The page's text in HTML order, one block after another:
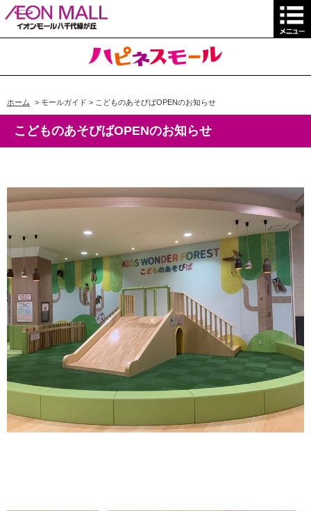
ホーム > モールガイド > こどものあそびばOPENのお知らせ
こどものあそびばOPENのお知らせ